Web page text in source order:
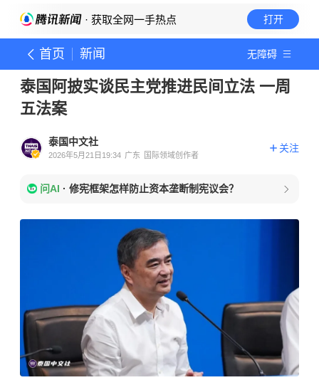
· 获取全网一手热点 打开
首页 新闻 无障碍
泰国阿披实谈民主党推进民间立法 一周
五法案
泰国中文社
2026年5月21日19:34 广东 国际领域创作者
关注
问AI · 修宪框架怎样防止资本垄断制宪议会？